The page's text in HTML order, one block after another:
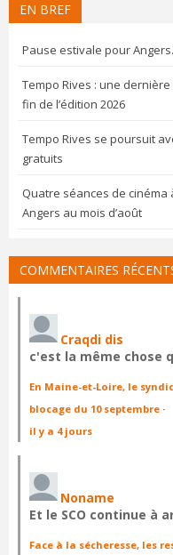
EN BREF
Pause estivale pour
Tempo Rives : une
fin de l’édition 2026
Tempo Rives se poursuit
gratuits
Quatre séances de
Angers au mois d’août
COMMENTAIRES
Craqdi dis
c'est la même chose
En Maine-et-Loire, le
blocage du 10 septembre ·
il y a 4 jours
Noname
Et le SCO continue à
Face à la sécheresse, les